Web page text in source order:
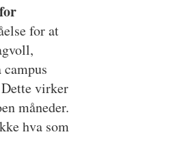
for at
virker
måneder.
hva som